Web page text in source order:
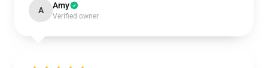
A Amy
Verified owner